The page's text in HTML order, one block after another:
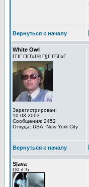
Вернуться к началу
White Owl
ГГІГ ГІГ­Г»Г© Г§Г Г­ГіГ¤Г
Зарегистрирован:
10.03.2003
Сообщения: 2452
Откуда: USA, New York City
Вернуться к началу
Slava
ГЌГ‹ГЋ